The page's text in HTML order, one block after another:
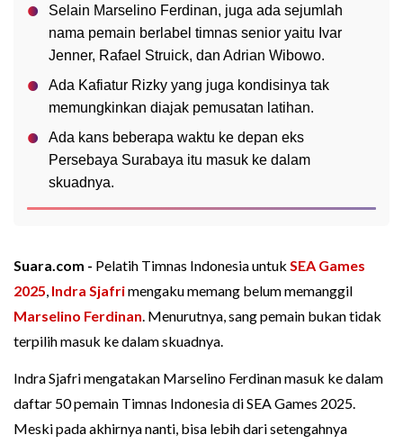
Selain Marselino Ferdinan, juga ada sejumlah
nama pemain berlabel timnas senior yaitu Ivar
Jenner, Rafael Struick, dan Adrian Wibowo.
Ada Kafiatur Rizky yang juga kondisinya tak
memungkinkan diajak pemusatan latihan.
Ada kans beberapa waktu ke depan eks
Persebaya Surabaya itu masuk ke dalam
skuadnya.
Suara.com - Pelatih Timnas Indonesia untuk SEA Games
2025, Indra Sjafrimengaku memang belum memanggil
Marselino Ferdinan. Menurutnya, sang pemain bukan tidak
terpilih masuk ke dalam skuadnya.
Indra Sjafri mengatakan Marselino Ferdinan masuk ke dalam
daftar 50 pemain Timnas Indonesia di SEA Games 2025.
Meski pada akhirnya nanti, bisa lebih dari setengahnya